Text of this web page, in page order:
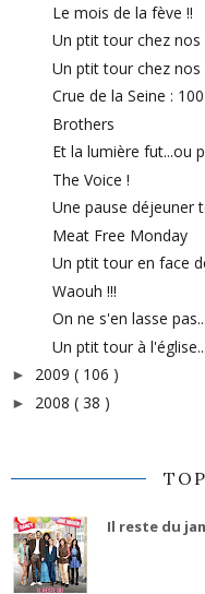
Le mois de la fève !!
Un ptit tour chez nos
Un ptit tour chez nos
Crue de la Seine :
Brothers
Et la lumière fut...ou
The Voice !
Une pause déjeuner
Meat Free Monday
Un ptit tour en face
Waouh !!!
On ne s'en lasse pas...
Un ptit tour à l'église...
► 2009 ( 106 )
► 2008 ( 38 )
Il reste du